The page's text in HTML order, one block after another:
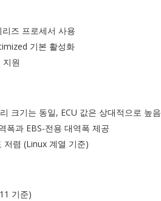
즈 프로세서 사용
기본 활성화
원
크기는 동일, ECU 값은 상대적으로 높음
폭과 EBS-전용 대역폭 제공
저렴 (Linux 계열 기준)
기준)